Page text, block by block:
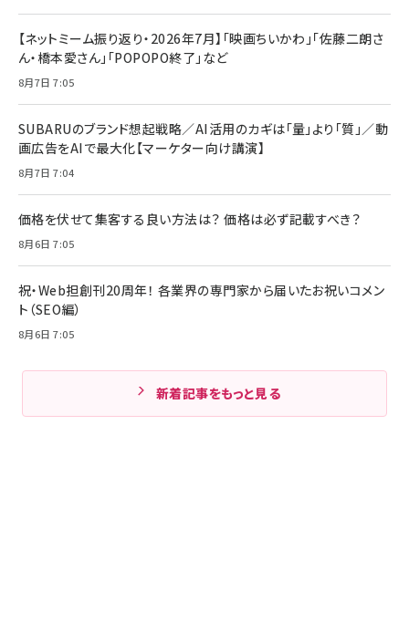
【ネットミーム振り返り・2026年7月】「映画ちいかわ」「佐藤二朗さ
ん・橋本愛さん」「POPOPO終了」など
8月7日 7:05
SUBARUのブランド想起戦略／AI活用のカギは「量」より「質」／動
画広告をAIで最大化【マーケター向け講演】
8月7日 7:04
価格を伏せて集客する良い方法は？ 価格は必ず記載すべき？
8月6日 7:05
祝・Web担創刊20周年！ 各業界の専門家から届いたお祝いコメン
ト（SEO編）
8月6日 7:05
新着記事をもっと見る